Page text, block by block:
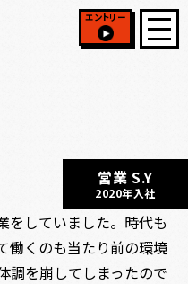
エントリー
営業 S.Y
2020年入社
をしていました。時代も
働くのも当たり前の環境
調を崩してしまったので